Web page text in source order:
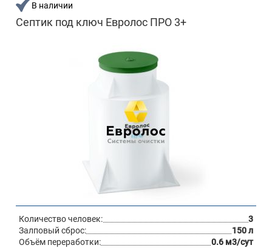
В наличии
Септик под ключ Евролос ПРО 3+
Количество человек:
3
Залповый сброс:
150 л
Объём переработки:
0.6 м3/сут